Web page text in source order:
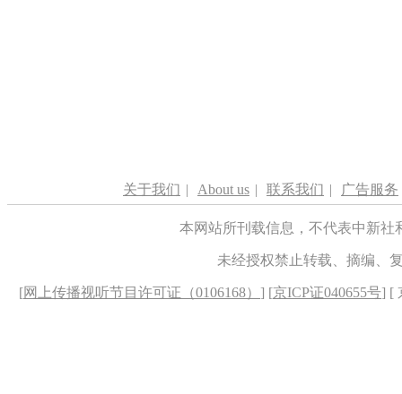
关于我们 | About us | 联系我们 | 广告服务
本网站所刊载信息，不代表中新
未经授权禁止转载、摘编、
[网上传播视听节目许可证（0106168） ] [京ICP证040655号] [